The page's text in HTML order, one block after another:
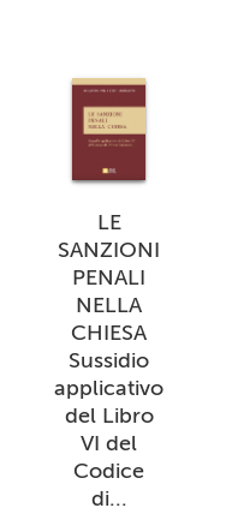
LE
SANZIONI
PENALI
NELLA
CHIESA
Sussidio
applicativo
del Libro
VI del
Codice
di...